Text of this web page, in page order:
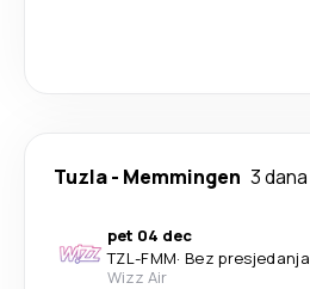
Tuzla- Memmingen 3 dana
pet 04 dec
TZL-FMM· Bez presjedanja
Wizz Air